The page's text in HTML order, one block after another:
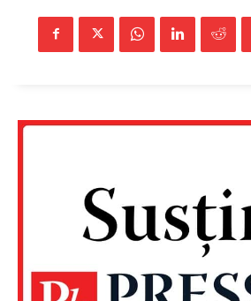
Un proiect
PRESShub
Despre noi / Echipa